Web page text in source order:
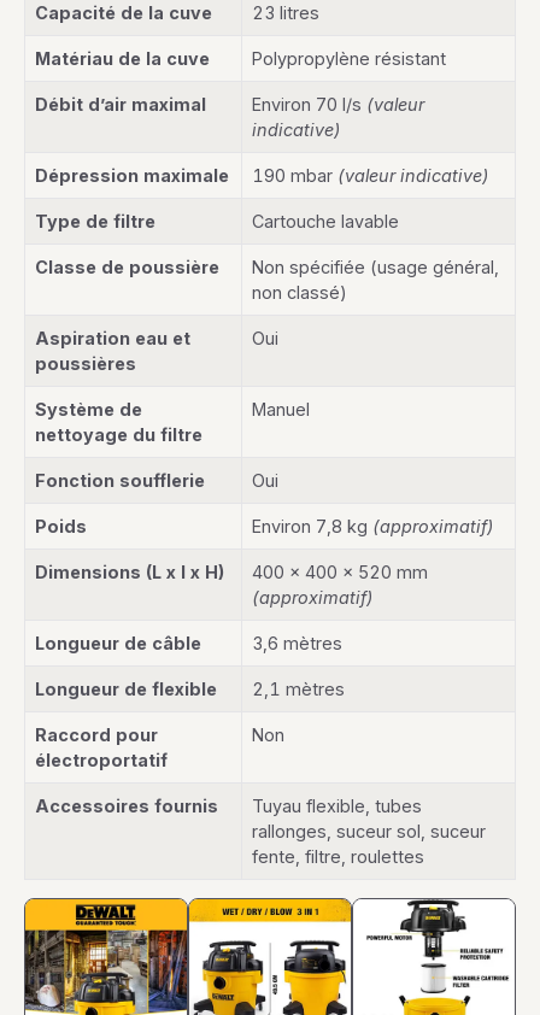
Capacité de la cuve 23 litres
Matériau de la cuve Polypropylène résistant
Débit d’air maximal Environ 70 l/s (valeur
indicative)
Dépression maximale 190 mbar (valeur indicative)
Type de filtre Cartouche lavable
Classe de poussière
Non spécifiée (usage général,
non classé)
Aspiration eau et
poussières
Oui
Système de
nettoyage du filtre
Manuel
Fonction soufflerie Oui
Poids Environ 7,8 kg (approximatif)
Dimensions (L x l x H)
400 x 400 x 520 mm
(approximatif)
Longueur de câble 3,6 mètres
Longueur de flexible 2,1 mètres
Raccord pour
électroportatif
Non
Accessoires fournis
Tuyau flexible, tubes
rallonges, suceur sol, suceur
fente, filtre, roulettes